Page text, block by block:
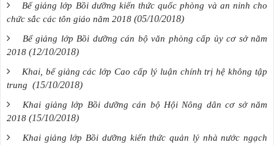
Bế giảng lớp Bồi dưỡng kiến thức quốc phòng và an ninh cho
chức sắc các tôn giáo năm 2018 (05/10/2018)
Bế giảng lớp Bồi dưỡng cán bộ văn phòng cấp ủy cơ sở năm
2018 (12/10/2018)
Khai, bế giảng các lớp Cao cấp lý luận chính trị hệ không tập
trung (15/10/2018)
Khai giảng lớp Bồi dưỡng cán bộ Hội Nông dân cơ sở năm
2018 (15/10/2018)
Khai giảng lớp Bồi dưỡng kiến thức quản lý nhà nước ngạch